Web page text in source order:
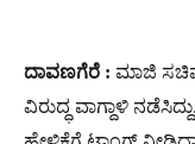
ದಾವಣಗೆರೆ : ಮಾಜಿ
ವಿರುದ್ಧ ವಾಗ್ದಾಳಿ